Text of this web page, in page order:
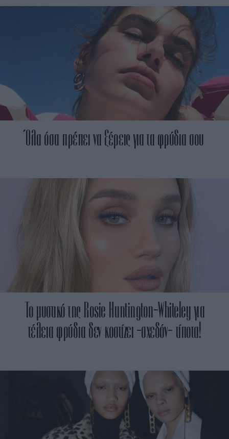
Όλα όσα πρέπει να ξέρεις για τα φρύδια σου
Το μυστικό της Rosie Huntington-Whiteley για
τέλεια φρύδια δεν κοστίζει -σχεδόν- τίποτα!